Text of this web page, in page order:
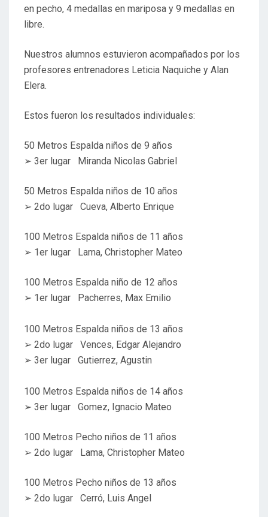
en pecho, 4 medallas en mariposa y 9 medallas en
libre.
Nuestros alumnos estuvieron acompañados por los
profesores entrenadores Leticia Naquiche y Alan
Elera.
Estos fueron los resultados individuales:
50 Metros Espalda niños de 9 años
➢ 3er lugar Miranda Nicolas Gabriel
50 Metros Espalda niños de 10 años
➢ 2do lugar Cueva, Alberto Enrique
100 Metros Espalda niños de 11 años
➢ 1er lugar Lama, Christopher Mateo
100 Metros Espalda niño de 12 años
➢ 1er lugar Pacherres, Max Emilio
100 Metros Espalda niños de 13 años
➢ 2do lugar Vences, Edgar Alejandro
➢ 3er lugar Gutierrez, Agustin
100 Metros Espalda niños de 14 años
➢ 3er lugar Gomez, Ignacio Mateo
100 Metros Pecho niños de 11 años
➢ 2do lugar Lama, Christopher Mateo
100 Metros Pecho niños de 13 años
➢ 2do lugar Cerró, Luis Angel